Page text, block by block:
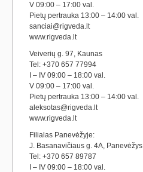
V 09:00 – 17:00 val.
Pietų pertrauka 13:00 – 14:00 val.
sanciai@rigveda.lt
www.rigveda.lt
Veiverių g. 97, Kaunas
Tel: +370 657 77994
I – IV 09:00 – 18:00 val.
V 09:00 – 17:00 val.
Pietų pertrauka 13:00 – 14:00 val.
aleksotas@rigveda.lt
www.rigveda.lt
Filialas Panevėžyje:
J. Basanavičiaus g. 4A, Panevėžys
Tel: +370 657 89787
I – IV 09:00 – 18:00 val.